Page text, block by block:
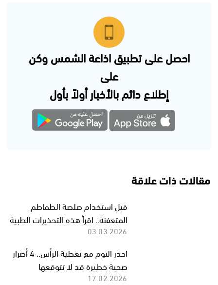
احصل على تطبيق اذاعة الشمس وكن
على
إطلاع دائم بالأخبار أولاً بأول
مقالات ذات علاقة
قبل استخدام صلصة الطماطم
المتعفنة.. اقرأ هذه التحذيرات الطبية
03.03.2026
احذر النوم مع تغطية الرأس.. 4 أضرار
صحية خطيرة قد لا تتوقعها
17.02.2026